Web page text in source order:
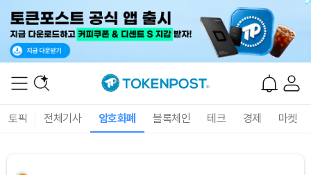
토픽 전체기사 암호화폐 블록체인 테크 경제 마켓
Solana (SOL) ₩107,525(+2.19%)